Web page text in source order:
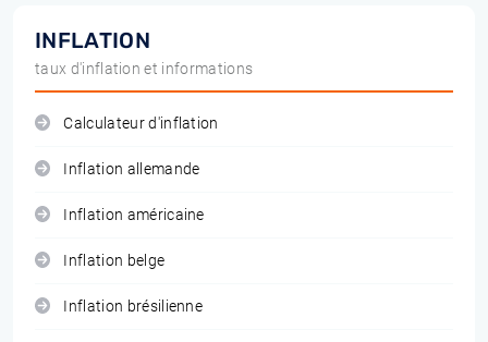
INFLATION
taux d'inflation et informations
Calculateur d'inflation
Inflation allemande
Inflation américaine
Inflation belge
Inflation brésilienne